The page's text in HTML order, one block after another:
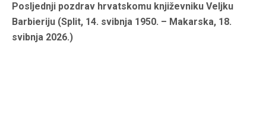
Posljednji pozdrav hrvatskomu književniku Veljku
Barbieriju (Split, 14. svibnja 1950. – Makarska, 18.
svibnja 2026.)